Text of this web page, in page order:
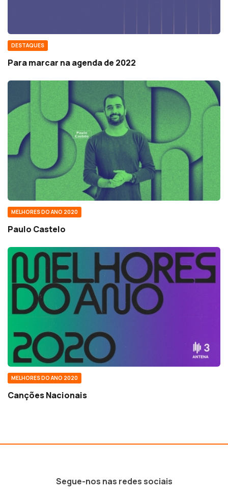
DESTAQUES
Para marcar na agenda de 2022
MELHORES DO ANO 2020
Paulo Castelo
MELHORES DO ANO 2020
Canções Nacionais
Segue-nos nas redes sociais